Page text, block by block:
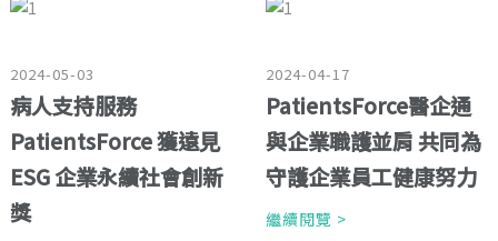
2024-05-03
病人支持服務
PatientsForce 獲遠見
ESG 企業永續社會創新
獎
2024-04-17
PatientsForce醫企通
與企業職護並肩 共同為
守護企業員工健康努力
繼續閱覽 >